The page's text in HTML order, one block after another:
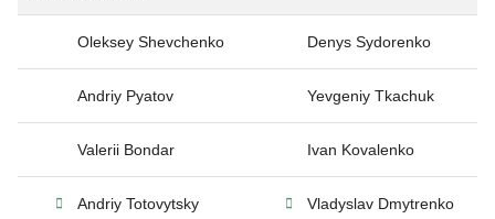
Oleksey Shevchenko Denys Sydorenko
Andriy Pyatov Yevgeniy Tkachuk
Valerii Bondar Ivan Kovalenko
Andriy Totovytsky Vladyslav Dmytrenko